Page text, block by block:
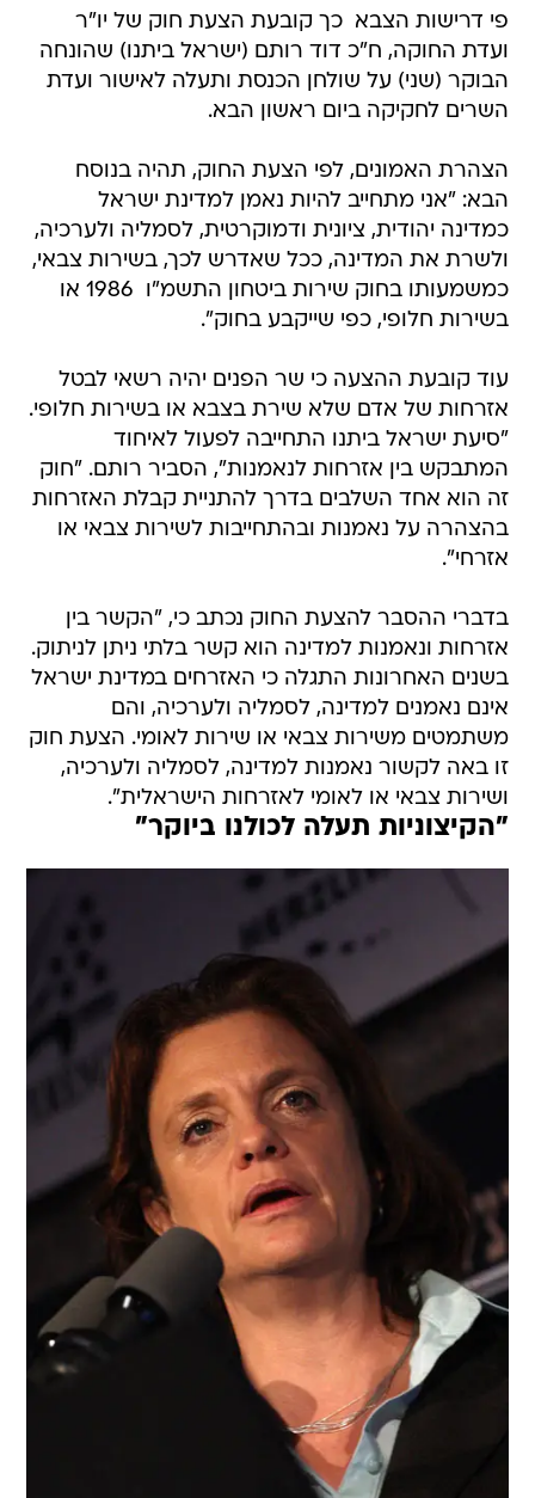
פי דרישות הצבא  כך קובעת הצעת חוק של יו"ר
ועדת החוקה, ח"כ דוד רותם (ישראל ביתנו) שהונחה
הבוקר (שני) על שולחן הכנסת ותעלה לאישור ועדת
השרים לחקיקה ביום ראשון הבא.
הצהרת האמונים, לפי הצעת החוק, תהיה בנוסח
הבא: "אני מתחייב להיות נאמן למדינת ישראל
כמדינה יהודית, ציונית ודמוקרטית, לסמליה ולערכיה,
ולשרת את המדינה, ככל שאדרש לכך, בשירות צבאי,
כמשמעותו בחוק שירות ביטחון התשמ"ו  1986 או
בשירות חלופי, כפי שייקבע בחוק".
עוד קובעת ההצעה כי שר הפנים יהיה רשאי לבטל
אזרחות של אדם שלא שירת בצבא או בשירות חלופי.
"סיעת ישראל ביתנו התחייבה לפעול לאיחוד
המתבקש בין אזרחות לנאמנות", הסביר רותם. "חוק
זה הוא אחד השלבים בדרך להתניית קבלת האזרחות
בהצהרה על נאמנות ובהתחייבות לשירות צבאי או
אזרחי".
בדברי ההסבר להצעת החוק נכתב כי, "הקשר בין
אזרחות ונאמנות למדינה הוא קשר בלתי ניתן לניתוק.
בשנים האחרונות התגלה כי האזרחים במדינת ישראל
אינם נאמנים למדינה, לסמליה ולערכיה, והם
משתמטים משירות צבאי או שירות לאומי. הצעת חוק
זו באה לקשור נאמנות למדינה, לסמליה ולערכיה,
ושירות צבאי או לאומי לאזרחות הישראלית".
"הקיצוניות תעלה לכולנו ביוקר"